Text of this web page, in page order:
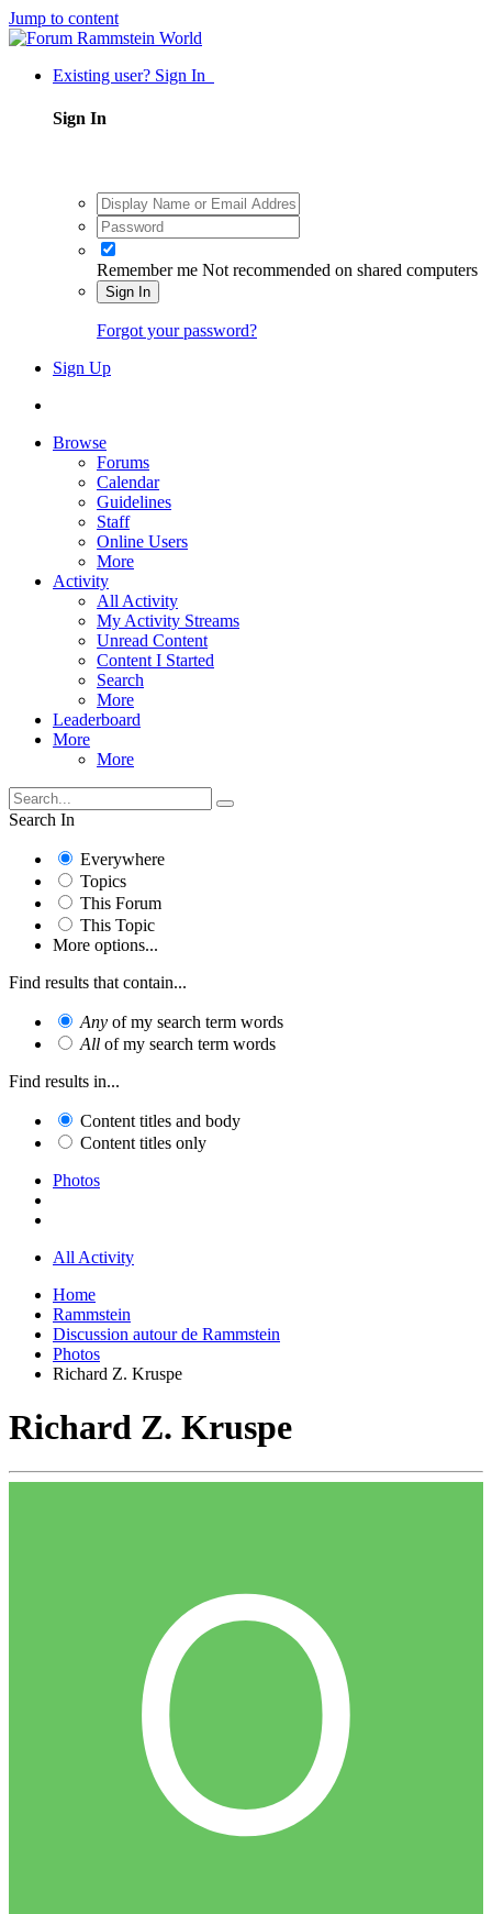
Jump to content
Existing user? Sign In
Sign In
Remember me Not recommended on shared computers
Sign In
Forgot your password?
Sign Up
Browse
Forums
Calendar
Guidelines
Staff
Online Users
More
Activity
All Activity
My Activity Streams
Unread Content
Content I Started
Search
More
Leaderboard
More
More
Search In
Everywhere
Topics
This Forum
This Topic
More options...
Find results that contain...
Any of my search term words
All of my search term words
Find results in...
Content titles and body
Content titles only
Photos
All Activity
Home
Rammstein
Discussion autour de Rammstein
Photos
Richard Z. Kruspe
Richard Z. Kruspe